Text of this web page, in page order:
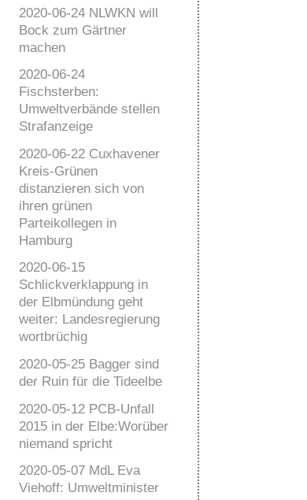
2020-06-24 NLWKN will
Bock zum Gärtner
machen
2020-06-24
Fischsterben:
Umweltverbände stellen
Strafanzeige
2020-06-22 Cuxhavener
Kreis-Grünen
distanzieren sich von
ihren grünen
Parteikollegen in
Hamburg
2020-06-15
Schlickverklappung in
der Elbmündung geht
weiter: Landesregierung
wortbrüchig
2020-05-25 Bagger sind
der Ruin für die Tideelbe
2020-05-12 PCB-Unfall
2015 in der Elbe:Worüber
niemand spricht
2020-05-07 MdL Eva
Viehoff: Umweltminister